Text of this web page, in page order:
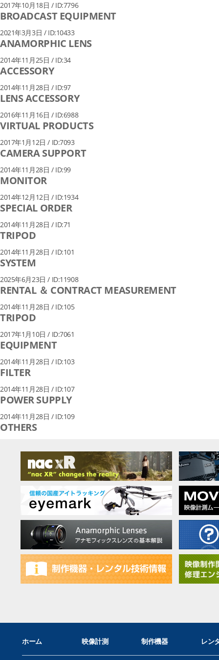
2017年10月18日 / ID:7796
BROADCAST EQUIPMENT
2021年3月3日 / ID:10433
ANAMORPHIC LENS
2014年11月25日 / ID:34
ACCESSORY
2014年11月28日 / ID:97
LENS ACCESSORY
2016年11月16日 / ID:6988
VIRTUAL PRODUCTS
2017年1月12日 / ID:7093
CAMERA SUPPORT
2014年11月28日 / ID:99
MONITOR
2014年12月12日 / ID:1934
SPECIAL ORDER
2014年11月28日 / ID:71
TRIPOD
2014年11月28日 / ID:101
SYSTEM
2025年6月23日 / ID:11908
RENTAL ＆ CONTRACT MEASUREMENT
2014年11月28日 / ID:105
TRIPOD
2017年1月10日 / ID:7061
EQUIPMENT
2014年11月28日 / ID:103
FILTER
2014年11月28日 / ID:107
POWER SUPPLY
2014年11月28日 / ID:109
OTHERS
ホーム 映像計測 制作機器 レン